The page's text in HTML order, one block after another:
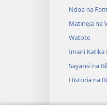
Ndoa na
Matineja na
Watoto
Imani Katika
Sayansi na
Historia na